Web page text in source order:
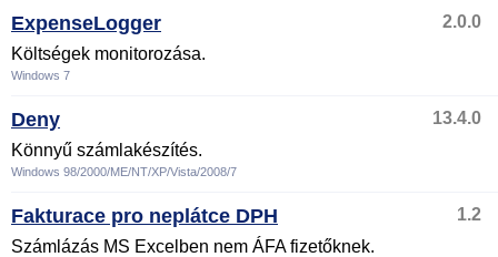
ExpenseLogger
2.0.0
Költségek monitorozása.
Windows 7
Deny
13.4.0
Könnyű számlakészítés.
Windows 98/2000/ME/NT/XP/Vista/2008/7
Fakturace pro neplátce DPH
1.2
Számlázás MS Excelben nem ÁFA fizetőknek.